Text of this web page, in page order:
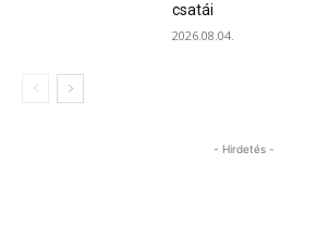
csatái
2026.08.04.
- Hirdetés -